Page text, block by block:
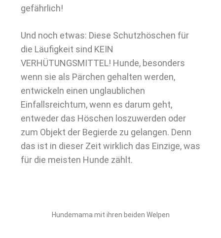
gefährlich!
Und noch etwas: Diese Schutzhöschen für
die Läufigkeit sind KEIN
VERHÜTUNGSMITTEL! Hunde, besonders
wenn sie als Pärchen gehalten werden,
entwickeln einen unglaublichen
Einfallsreichtum, wenn es darum geht,
entweder das Höschen loszuwerden oder
zum Objekt der Begierde zu gelangen. Denn
das ist in dieser Zeit wirklich das Einzige, was
für die meisten Hunde zählt.
Hundemama mit ihren beiden Welpen